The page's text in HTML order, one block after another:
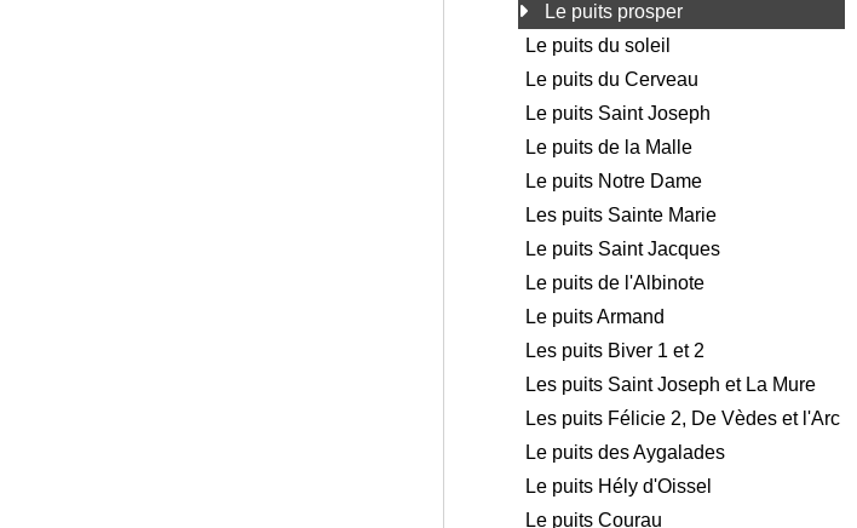
Le puits prosper
Le puits du soleil
Le puits du Cerveau
Le puits Saint Joseph
Le puits de la Malle
Le puits Notre Dame
Les puits Sainte Marie
Le puits Saint Jacques
Le puits de l'Albinote
Le puits Armand
Les puits Biver 1 et 2
Les puits Saint Joseph et La Mure
Les puits Félicie 2, De Vèdes et l'Arc
Le puits des Aygalades
Le puits Hély d'Oissel
Le puits Courau